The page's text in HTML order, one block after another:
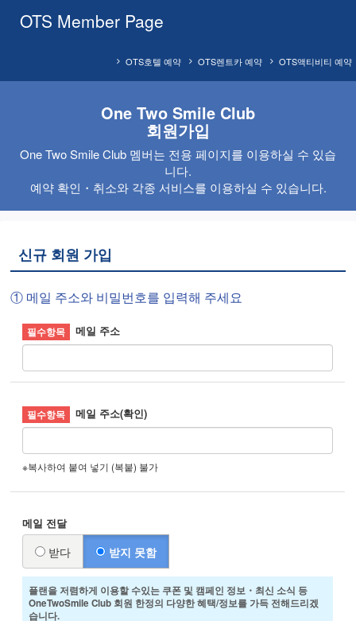
OTS Member Page
OTS액티비티 예약
OTS렌트카 예약
OTS호텔 예약
One Two Smile Club
회원가입
One Two Smile Club 멤버는 전용 페이지를 이용하실 수 있습
니다.
예약 확인・취소와 각종 서비스를 이용하실 수 있습니다.
신규 회원 가입
① 메일 주소와 비밀번호를 입력해 주세요
메일 주소
메일 주소(확인)
※복사하여 붙여 넣기 (복붙) 불가
메일 전달
받다 받지 못함
플랜을 저렴하게 이용할 수있는 쿠폰 및 캠페인 정보・최신 소식 등
OneTwoSmile Club 회원 한정의 다양한 혜택/정보를 가득 전해드리겠
습니다.